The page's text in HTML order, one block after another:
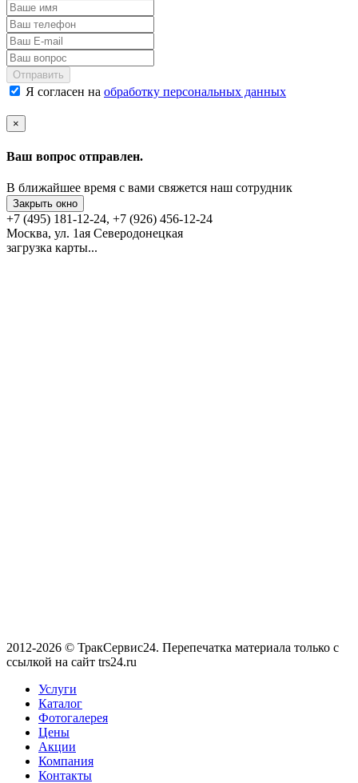
Отправить
Я согласен на обработку персональных данных
×
Ваш вопрос отправлен.
В ближайшее время с вами свяжется наш сотрудник
Закрыть окно
+7 (495) 181-12-24, +7 (926) 456-12-24
Москва, ул. 1ая Северодонецкая
загрузка карты...
2012-2026 © ТракСервис24. Перепечатка материала только с
ссылкой на сайт trs24.ru
Услуги
Каталог
Фотогалерея
Цены
Акции
Компания
Контакты